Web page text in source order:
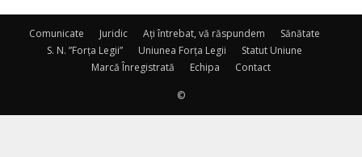
Comunicate Juridic Ați întrebat, vă răspundem
Sănătate
S. N. ”Forța Legii”
Uniunea Forța Legii
Statut Uniune
Marcă Înregistrată
Echipa Contact
©